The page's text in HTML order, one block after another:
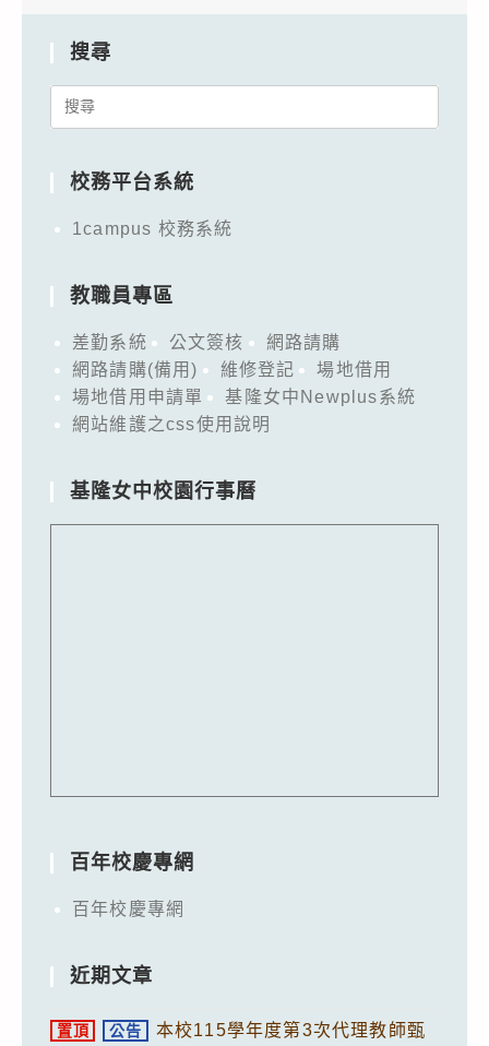
搜尋
Search
校務平台系統
1campus 校務系統
教職員專區
差勤系統 公文簽核
網路請購
網路請購(備用)
維修登記
場地借用
場地借用申請單
基隆女中Newplus系統
網站維護之css使用說明
基隆女中校園行事曆
百年校慶專網
百年校慶專網
近期文章
置頂 公告
本校115學年度第3次代理教師甄